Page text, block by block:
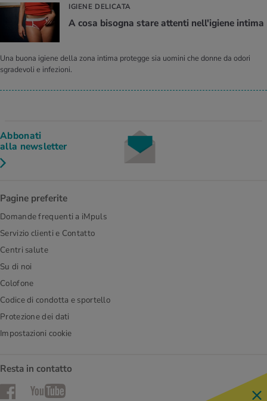
IGIENE DELICATA
A cosa bisogna stare attenti nell'igiene intima
Una buona igiene della zona intima protegge sia uomini che donne da odori
sgradevoli e infezioni.
Abbonati
alla newsletter
Pagine preferite
Domande frequenti a iMpuls
Servizio clienti e Contatto
Centri salute
Su di noi
Colofone
Codice di condotta e sportello
Protezione dei dati
Impostazioni cookie
Resta in contatto
FacebookYouTube